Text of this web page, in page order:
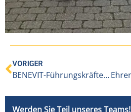
VORIGER
BENEVIT-Führungskräfte beim Kongress „Impulse am See“
Werden Sie Teil unseres Teams!